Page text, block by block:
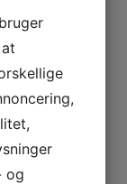
NYKØBING
og